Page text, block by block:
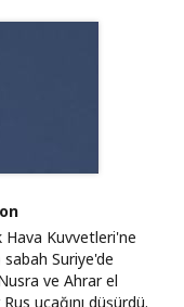
Kuvvetleri'ne
Suriye'de
ve Ahrar el
uçağını düşürdü.